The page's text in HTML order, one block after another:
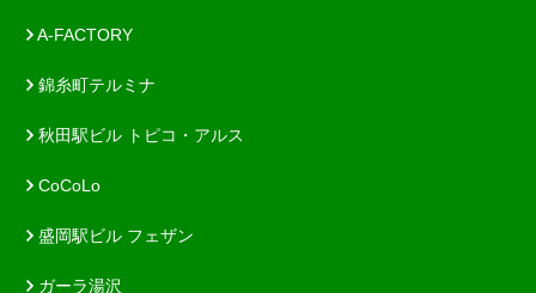
A-FACTORY
錦糸町テルミナ
秋田駅ビル トピコ・アルス
CoCoLo
盛岡駅ビル フェザン
ガーラ湯沢